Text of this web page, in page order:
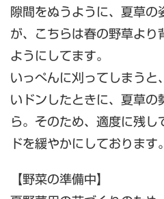
隙間をぬうように、夏草の
が、こちらは春の野草より
ようにしてます。
いっぺんに刈ってしまうと
いドンしたときに、夏草の
ら。そのため、適度に残し
ドを緩やかにしております。
【野菜の準備中】